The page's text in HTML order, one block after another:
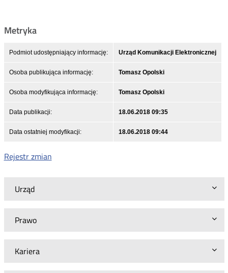
Urząd
Prawo
Kariera
Metryka
Podmiot udostępniający informację: Urząd Komunikacji Elektronicznej
Osoba publikująca informację: Tomasz Opolski
Osoba modyfikująca informację: Tomasz Opolski
Data publikacji: 18.06.2018 09:35
Data ostatniej modyfikacji: 18.06.2018 09:44
Rejestr zmian